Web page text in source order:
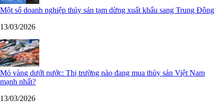
Một số doanh nghiệp thủy sản tạm dừng xuất khẩu sang Trung Đông
13/03/2026
Mỏ vàng dưới nước: Thị trường nào đang mua thủy sản Việt Nam
mạnh nhất?
13/03/2026